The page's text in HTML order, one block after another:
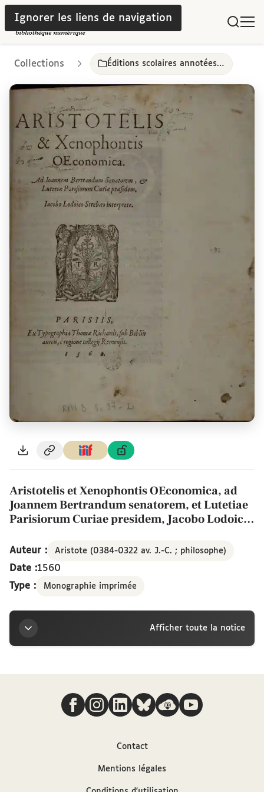
Ignorer les liens de navigation
Collections Éditions scolaires annotées, 16e-17e siècles
Aristotelis et Xenophontis OEconomica, ad
Joannem Bertrandum senatorem, et Lutetiae
Parisiorum Curiae presidem, Jacobo Lodoico
Auteur : Aristote (0384-0322 av. J.-C. ; philosophe)
Date :1560
Type :
Monographie imprimée
Afficher toute la notice
Titre
Aristotelis et Xenophontis OEconomica, ad Joannem
Bertrandum senatorem, et Lutetiae Parisiorum
Nous suivre
Contact
Mentions légales